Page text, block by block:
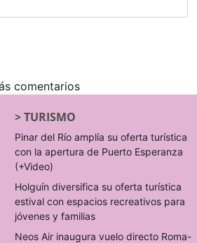
comentarios
>TURISMO
Pinar del Río amplía su oferta turística
con la apertura de Puerto Esperanza
(+Video)
Holguín diversifica su oferta turística
estival con espacios recreativos para
jóvenes y familias
Neos Air inaugura vuelo directo Roma-